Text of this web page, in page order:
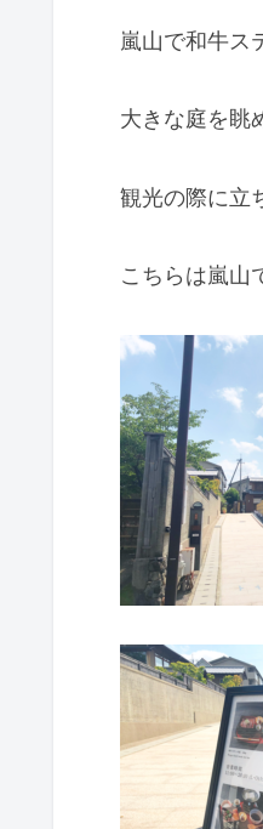
嵐山で和牛ス
大きな庭を眺
観光の際に立
こちらは嵐山